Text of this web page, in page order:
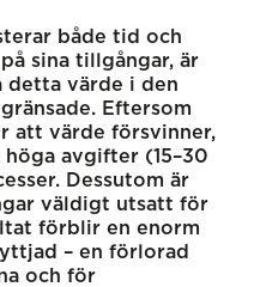
både tid och
sina tillgångar, är
detta värde i den
Eftersom
att värde försvinner,
avgifter (15–30
Dessutom är
väldigt utsatt för
förblir en enorm
– en förlorad
och för